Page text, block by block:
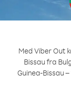
Med Viber Out
Bissau fra
Guinea-Bissau